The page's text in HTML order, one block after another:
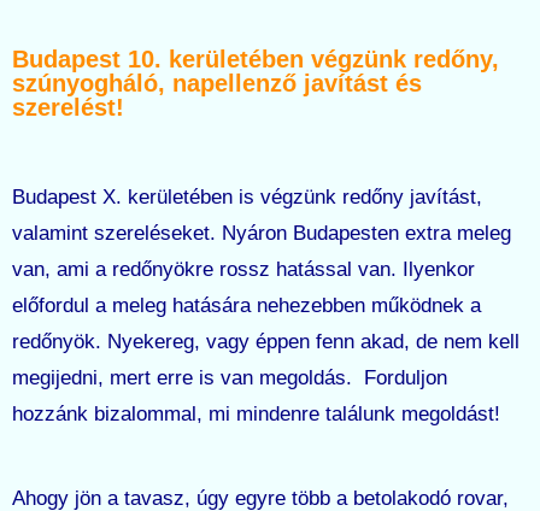
Budapest 10. kerületében végzünk redőny,
szúnyogháló, napellenző javítást és
szerelést!
Budapest X. kerületében is végzünk redőny javítást,
valamint szereléseket. Nyáron Budapesten extra meleg
van, ami a redőnyökre rossz hatással van. Ilyenkor
előfordul a meleg hatására nehezebben működnek a
redőnyök. Nyekereg, vagy éppen fenn akad, de nem kell
megijedni, mert erre is van megoldás. Forduljon
hozzánk bizalommal, mi mindenre találunk megoldást!
Ahogy jön a tavasz, úgy egyre több a betolakodó rovar,